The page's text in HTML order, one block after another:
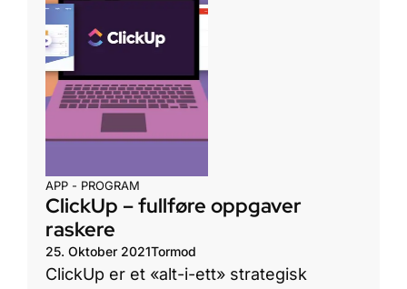
APP - PROGRAM
ClickUp – fullføre oppgaver
raskere
25. Oktober 2021Tormod
ClickUp er et «alt-i-ett» strategisk